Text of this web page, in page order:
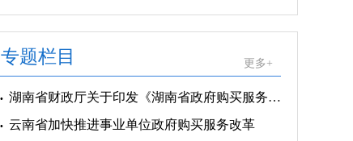
专题栏目 更多+
湖南省财政厅关于印发《湖南省政府购买服务管理实施办法（暂行）》的通知
云南省加快推进事业单位政府购买服务改革